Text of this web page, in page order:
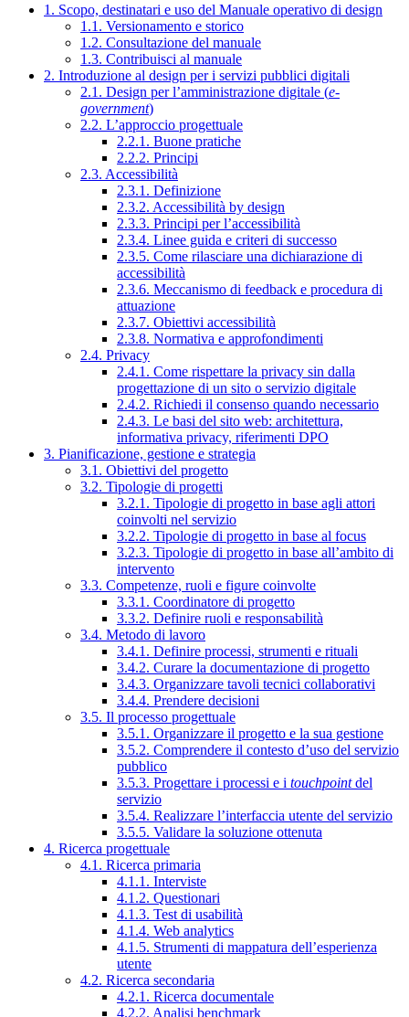
1. Scopo, destinatari e uso del Manuale operativo di design
1.1. Versionamento e storico
1.2. Consultazione del manuale
1.3. Contribuisci al manuale
2. Introduzione al design per i servizi pubblici digitali
2.1. Design per l’amministrazione digitale (e-
government)
2.2. L’approccio progettuale
2.2.1. Buone pratiche
2.2.2. Principi
2.3. Accessibilità
2.3.1. Definizione
2.3.2. Accessibilità by design
2.3.3. Principi per l’accessibilità
2.3.4. Linee guida e criteri di successo
2.3.5. Come rilasciare una dichiarazione di
accessibilità
2.3.6. Meccanismo di feedback e procedura di
attuazione
2.3.7. Obiettivi accessibilità
2.3.8. Normativa e approfondimenti
2.4. Privacy
2.4.1. Come rispettare la privacy sin dalla
progettazione di un sito o servizio digitale
2.4.2. Richiedi il consenso quando necessario
2.4.3. Le basi del sito web: architettura,
informativa privacy, riferimenti DPO
3. Pianificazione, gestione e strategia
3.1. Obiettivi del progetto
3.2. Tipologie di progetti
3.2.1. Tipologie di progetto in base agli attori
coinvolti nel servizio
3.2.2. Tipologie di progetto in base al focus
3.2.3. Tipologie di progetto in base all’ambito di
intervento
3.3. Competenze, ruoli e figure coinvolte
3.3.1. Coordinatore di progetto
3.3.2. Definire ruoli e responsabilità
3.4. Metodo di lavoro
3.4.1. Definire processi, strumenti e rituali
3.4.2. Curare la documentazione di progetto
3.4.3. Organizzare tavoli tecnici collaborativi
3.4.4. Prendere decisioni
3.5. Il processo progettuale
3.5.1. Organizzare il progetto e la sua gestione
3.5.2. Comprendere il contesto d’uso del servizio
pubblico
3.5.3. Progettare i processi e i touchpointdel
servizio
3.5.4. Realizzare l’interfaccia utente del servizio
3.5.5. Validare la soluzione ottenuta
4. Ricerca progettuale
4.1. Ricerca primaria
4.1.1. Interviste
4.1.2. Questionari
4.1.3. Test di usabilità
4.1.4. Web analytics
4.1.5. Strumenti di mappatura dell’esperienza
utente
4.2. Ricerca secondaria
4.2.1. Ricerca documentale
4.2.2. Analisi benchmark